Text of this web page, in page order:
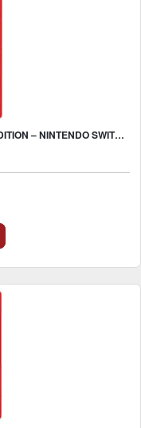
XENOBLADE CHRONICLES X: DEFINITIVE EDITION – NINTENDO SWITCH 2 EDITION - NINTENDO SWITCH 2